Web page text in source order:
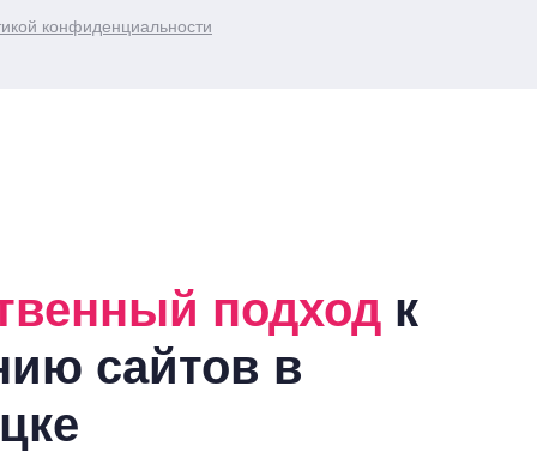
конфиденциальности
подход к
сайтов в